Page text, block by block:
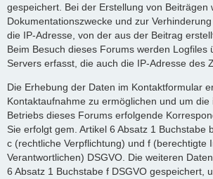
gespeichert. Bei der Erstellung von Beiträgen
Dokumentationszwecke und zur
die IP-Adresse, von der aus der Beitrag
Beim Besuch dieses Forums werden Logfiles
Servers erfasst, die auch die IP-Adresse des
Die Erhebung der Daten im Kontaktformular
Kontaktaufnahme zu ermöglichen und um die
Betriebs dieses Forums erfolgende
Sie erfolgt gem. Artikel 6 Absatz 1 Buchstabe
c (rechtliche Verpflichtung) und f (berechtigte
Verantwortlichen) DSGVO. Die weiteren
6 Absatz 1 Buchstabe f DSGVO gespeichert,